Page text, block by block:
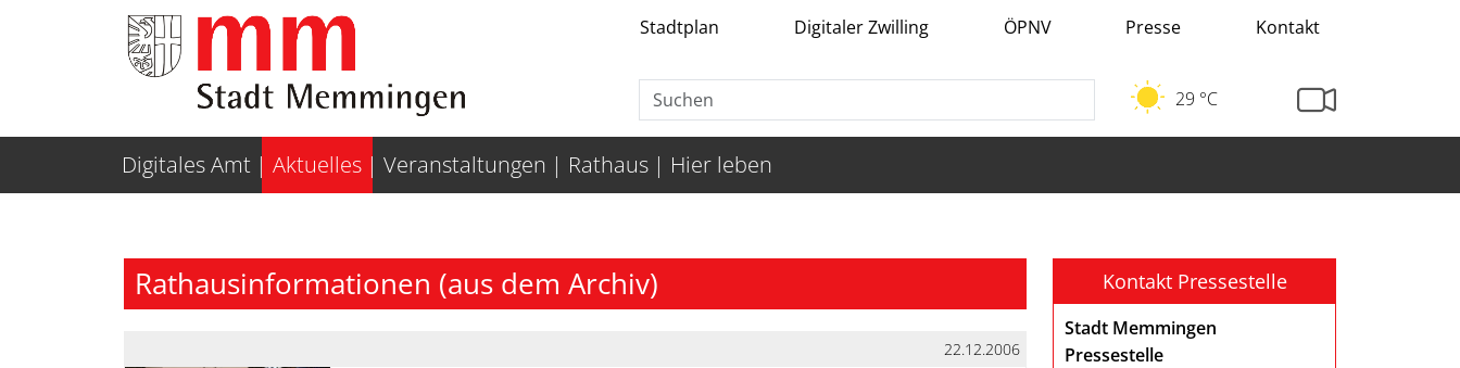
Weiter zur Navigation Weiter zum Inhalt Stadtplan Digitaler Zwilling ÖPNV Presse Kontakt
29 °C
Digitales Amt Aktuelles Veranstaltungen Rathaus Hier leben
Rathausinformationen (aus dem Archiv)
22.12.2006
Kontakt Pressestelle
Stadt Memmingen
Pressestelle